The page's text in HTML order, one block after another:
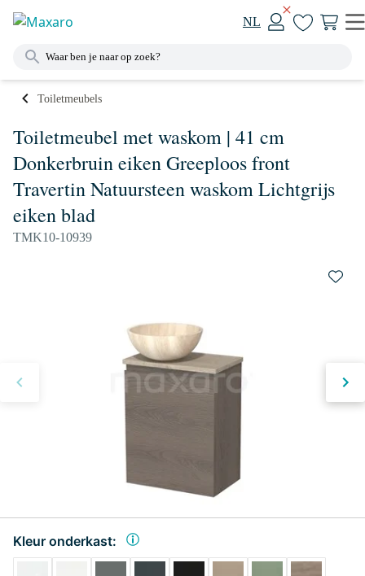
NL
Toiletmeubels
Toiletmeubel met waskom | 41 cm
Donkerbruin eiken Greeploos front
Travertin Natuursteen waskom Lichtgrijs
eiken blad
TMK10-10939
Kleur onderkast: